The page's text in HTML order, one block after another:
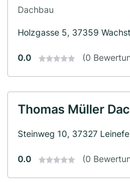
Dachbau
Holzgasse 5, 37359
0.0 (0
Thomas Müller
Steinweg 10, 37327
0.0 (0